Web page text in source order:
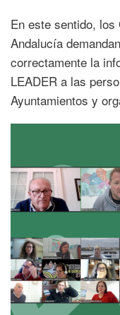
En este sentido,
Andalucía
correctamente la
LEADER a las
Ayuntamientos y